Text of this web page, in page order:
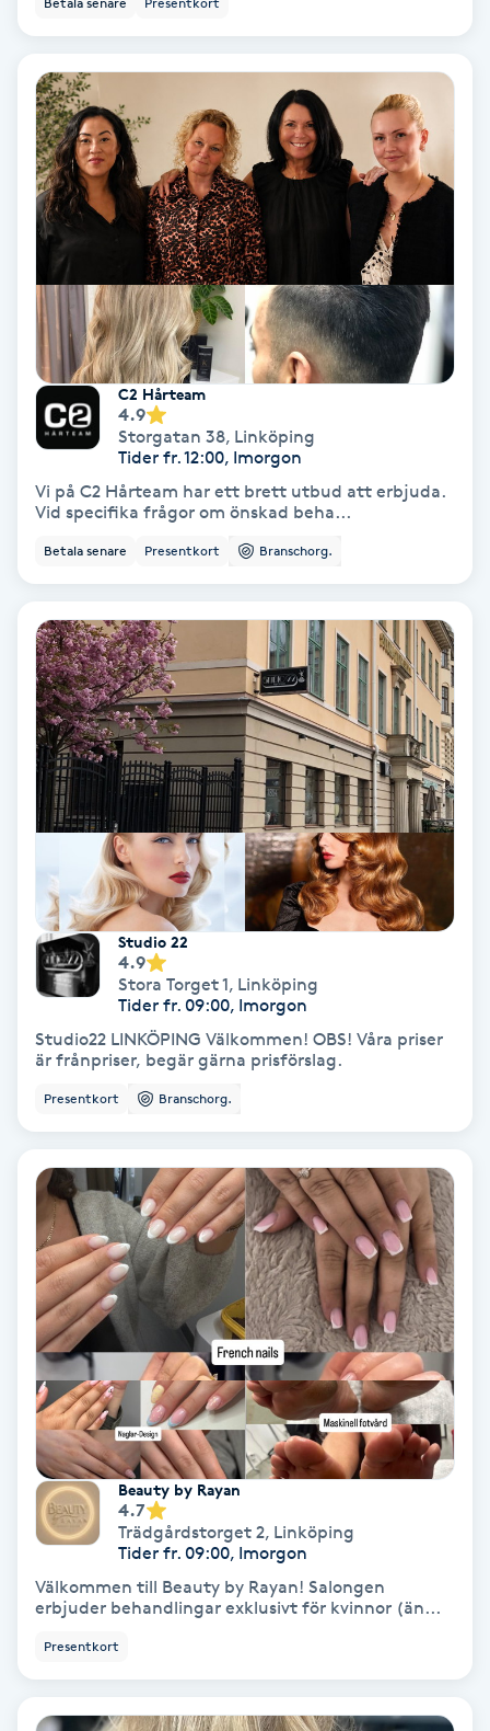
Babylights
Balayage
Bambumassage
Barber
Barnklippning
BIAB
Brynfärgning
Brynplockning
Bröllopsuppsättning
Celluliter
Coachning
Color correction
Cryoterapi
Dermapen
Diamantslipning
Enzympeeling
Extensions
Extensions borttagning
Eyeliner-tatuering
Face framing
Faceliftmassage
C2 Hårteam
4.9
Storgatan 38, Linköping
Tider fr. 12:00, Imorgon
Vi på C2 Hårteam har ett brett utbud att erbjuda.
Vid specifika frågor om önskad beha...
Betala senare Presentkort Branschorg.
Studio 22
4.9
Stora Torget 1, Linköping
Tider fr. 09:00, Imorgon
Studio22 LINKÖPING Välkommen! OBS! Våra priser
är frånpriser, begär gärna prisförslag.
Presentkort Branschorg.
Beauty by Rayan
4.7
Trädgårdstorget 2, Linköping
Tider fr. 09:00, Imorgon
Välkommen till Beauty by Rayan! Salongen
erbjuder behandlingar exklusivt för kvinnor (än...
Presentkort